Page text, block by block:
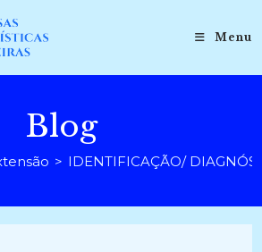
Menu
Blog
> IDENTIFICAÇÃO/